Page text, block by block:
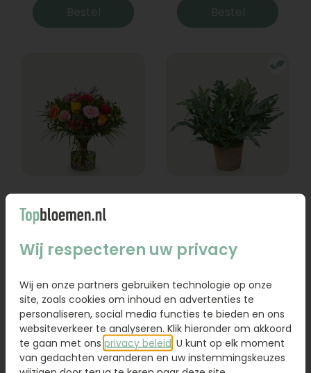
Bestel Bestel
Wij respecteren uw privacy
Wij en onze partners gebruiken technologie op onze
site, zoals cookies om inhoud en advertenties te
personaliseren, social media functies te bieden en ons
websiteverkeer te analyseren. Klik hieronder om akkoord
te gaan met ons privacy beleid . U kunt op elk moment
van gedachten veranderen en uw instemmingskeuzes